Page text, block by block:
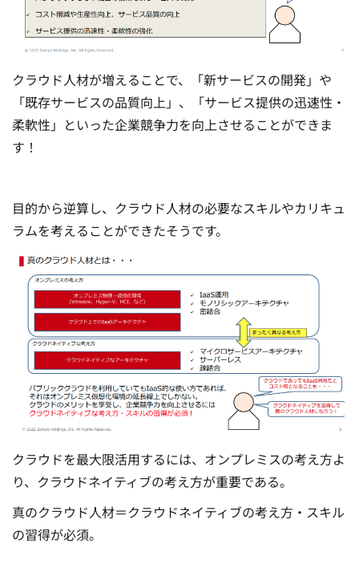
クラウド人材が増えることで、「新サービスの開発」や
「既存サービスの品質向上」、「サービス提供の迅速性・
柔軟性」といった企業競争力を向上させることができま
す！
目的から逆算し、クラウド人材の必要なスキルやカリキュ
ラムを考えることができたそうです。
クラウドを最大限活用するには、オンプレミスの考え方よ
り、クラウドネイティブの考え方が重要である。
真のクラウド人材＝クラウドネイティブの考え方・スキル
の習得が必須。